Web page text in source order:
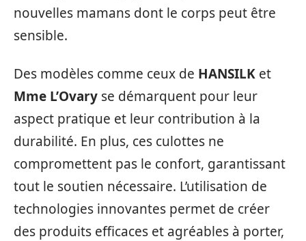
nouvelles mamans dont le corps peut être
sensible.
Des modèles comme ceux de HANSILK et
Mme L’Ovary se démarquent pour leur
aspect pratique et leur contribution à la
durabilité. En plus, ces culottes ne
compromettent pas le confort, garantissant
tout le soutien nécessaire. L’utilisation de
technologies innovantes permet de créer
des produits efficaces et agréables à porter,